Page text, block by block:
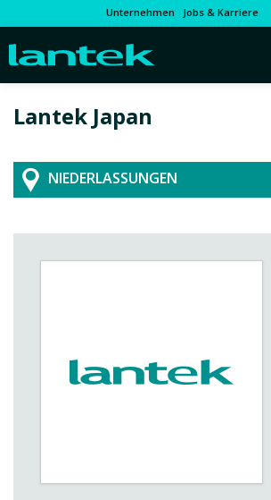
Unternehmen Jobs & Karriere
Lantek Japan
NIEDERLASSUNGEN